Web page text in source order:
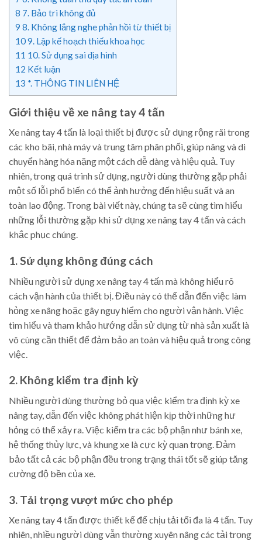
8 7. Bảo trì không đủ
9 8. Không lắng nghe phản hồi từ thiết bị
109. Lập kế hoạch thiếu khoa học
11 10. Sử dụng sai địa hình
12 Kết luận
13 *. THÔNG TIN LIÊN HỆ
Giới thiệu về xe nâng tay 4 tấn
Xe nâng tay 4 tấn là loại thiết bị được sử dụng rộng rãi trong
các kho bãi, nhà máy và trung tâm phân phối, giúp nâng và di
chuyển hàng hóa nặng một cách dễ dàng và hiệu quả. Tuy
nhiên, trong quá trình sử dụng, người dùng thường gặp phải
một số lỗi phổ biến có thể ảnh hưởng đến hiệu suất và an
toàn lao động. Trong bài viết này, chúng ta sẽ cùng tìm hiểu
những lỗi thường gặp khi sử dụng xe nâng tay 4 tấn và cách
khắc phục chúng.
1. Sử dụng không đúng cách
Nhiều người sử dụng xe nâng tay 4 tấn mà không hiểu rõ
cách vận hành của thiết bị. Điều này có thể dẫn đến việc làm
hỏng xe nâng hoặc gây nguy hiểm cho người vận hành. Việc
tìm hiểu và tham khảo hướng dẫn sử dụng từ nhà sản xuất là
vô cùng cần thiết để đảm bảo an toàn và hiệu quả trong công
việc.
2. Không kiểm tra định kỳ
Nhiều người dùng thường bỏ qua việc kiểm tra định kỳ xe
nâng tay, dẫn đến việc không phát hiện kịp thời những hư
hỏng có thể xảy ra. Việc kiểm tra các bộ phận như bánh xe,
hệ thống thủy lực, và khung xe là cực kỳ quan trọng. Đảm
bảo tất cả các bộ phận đều trong trạng thái tốt sẽ giúp tăng
cường độ bền của xe.
3. Tải trọng vượt mức cho phép
Xe nâng tay 4 tấn được thiết kế để chịu tải tối đa là 4 tấn. Tuy
nhiên, nhiều người dùng vẫn thường xuyên nâng các tải trọng